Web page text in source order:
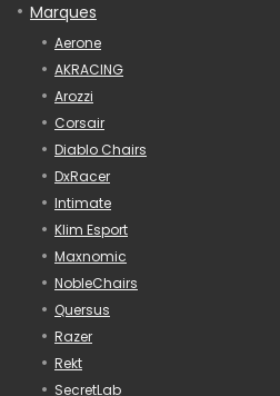
Marques
Aerone
AKRACING
Arozzi
Corsair
Diablo Chairs
DxRacer
Intimate
Klim Esport
Maxnomic
NobleChairs
Quersus
Razer
Rekt
SecretLab